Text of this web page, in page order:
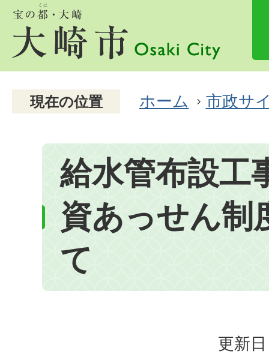
現在の位置 ホーム 市政サ
給水管布設工
資あっせん制
て
更新